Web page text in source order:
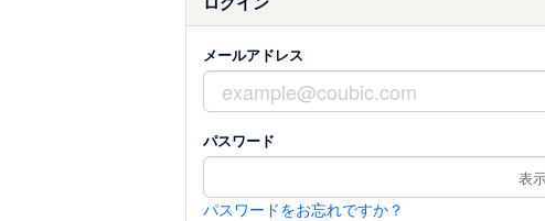
メールアドレス
パスワード
表
パスワードをお忘れですか？